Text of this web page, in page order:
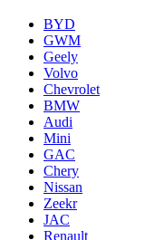
BYD
GWM
Geely
Volvo
Chevrolet
BMW
Audi
Mini
GAC
Chery
Nissan
Zeekr
JAC
Renault